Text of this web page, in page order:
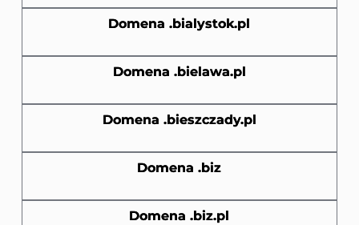
Domena .bialystok.pl
Domena .bielawa.pl
Domena .bieszczady.pl
Domena .biz
Domena .biz.pl